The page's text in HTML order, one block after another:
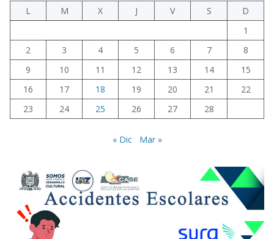
L
M X J V S
D
1
2
3 4 5 6 7
8
9
10 11 12 13 14
15
16
17 18 19 20 21
22
23
24 25 26 27 28
« Dic Mar »